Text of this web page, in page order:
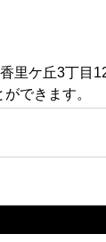
里ケ丘3丁目
できます。